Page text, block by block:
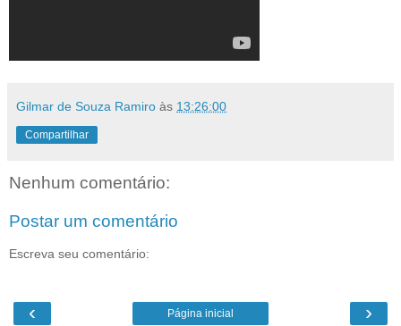
Gilmar de Souza Ramiro às 13:26:00
Compartilhar
Nenhum comentário:
Postar um comentário
Escreva seu comentário:
‹ ›
Página inicial